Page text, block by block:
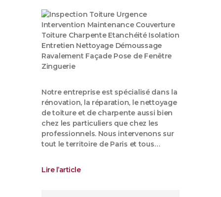
Notre entreprise est spécialisé dans la
rénovation, la réparation, le nettoyage
de toiture et de charpente aussi bien
chez les particuliers que chez les
professionnels. Nous intervenons sur
tout le territoire de Paris et tous…
Lire l’article